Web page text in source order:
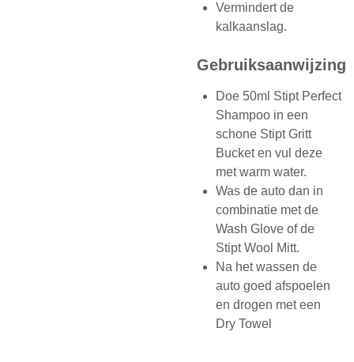
Vermindert de
kalkaanslag.
Gebruiksaanwijzing
Doe 50ml Stipt Perfect
Shampoo in een
schone Stipt Gritt
Bucket en vul deze
met warm water.
Was de auto dan in
combinatie met de
Wash Glove of de
Stipt Wool Mitt.
Na het wassen de
auto goed afspoelen
en drogen met een
Dry Towel